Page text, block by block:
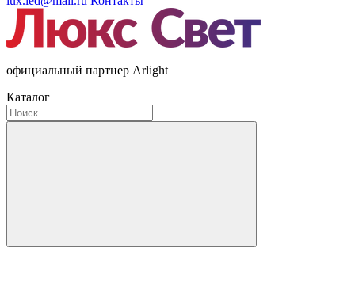
официальный партнер Arlight
Каталог